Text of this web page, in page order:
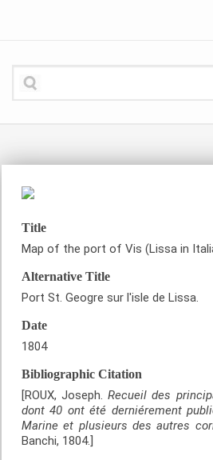
Title
Map of the port of Vis (Lissa in
Alternative Title
Port St. Geogre sur l'isle de Lissa.
Date
1804
Bibliographic Citation
[ROUX, Joseph.Recueil des
dont 40 ont été derniérement
Marine et plusieurs des autres
Banchi, 1804.]